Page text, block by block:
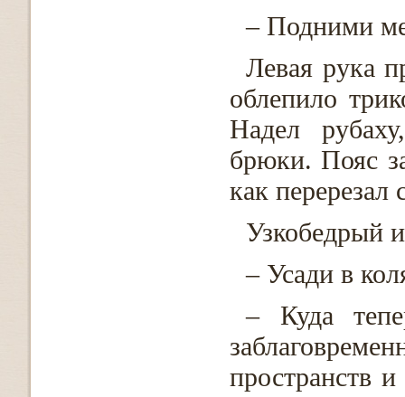
– Подними
Левая рука
облепило
Надел
брюки. Пояс
как перерезал
Узкобедрый
– Усади в
– Куда
пространств